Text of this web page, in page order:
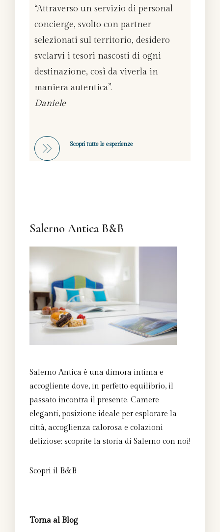
“Attraverso un servizio di personal
concierge, svolto con partner
selezionati sul territorio, desidero
svelarvi i tesori nascosti di ogni
destinazione, così da viverla in
maniera autentica”.
Daniele
Scopri tutte le esperienze
Salerno Antica B&B
Salerno Antica è una dimora intima e
accogliente dove, in perfetto equilibrio, il
passato incontra il presente. Camere
eleganti, posizione ideale per esplorare la
città, accoglienza calorosa e colazioni
deliziose: scoprite la storia di Salerno con noi!
Scopri il B&B
Torna al Blog